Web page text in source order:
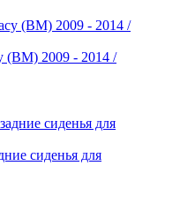
(BM) 2009 - 2014 /
сиденья для